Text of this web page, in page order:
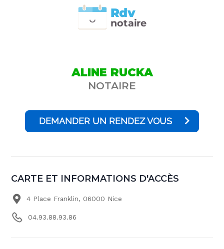
notaire
Rdv
ALINE RUCKA
NOTAIRE
DEMANDER UN RENDEZ VOUS
CARTE ET INFORMATIONS D'ACCÈS
4 Place Franklin, 06000 Nice
04.93.88.93.86